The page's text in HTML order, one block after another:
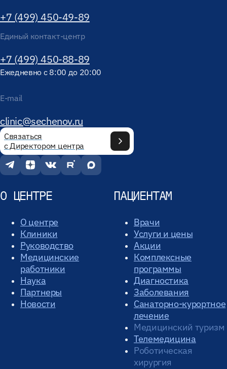
+7 (499) 450-49-89
Единый контакт-центр
+7 (499) 450-88-89
Ежедневно с 8:00 до 20:00
E-mail
clinic@sechenov.ru
Связаться
с Директором центра
О ЦЕНТРЕ
О центре
Клиники
Руководство
Медицинские
работники
Наука
Партнеры
Новости
ПАЦИЕНТАМ
Врачи
Услуги и цены
Акции
Комплексные
программы
Диагностика
Заболевания
Санаторно-курортное
лечение
Медицинский туризм
Телемедицина
Роботическая
хирургия